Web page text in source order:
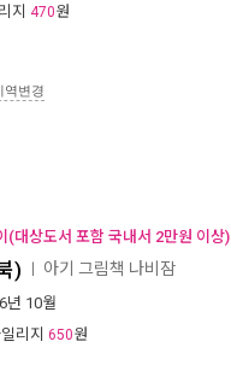
지 470원
역변경
(대상도서 포함 국내서 2만원 이상)
) 아기 그림책 나비잠
년 10월
리지 650원